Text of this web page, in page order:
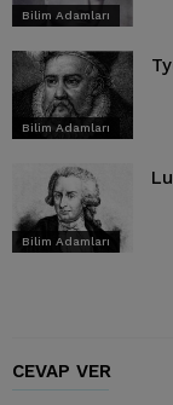
Bilim Adamları
Bilim Adamları
Bilim Adamları
CEVAP VER